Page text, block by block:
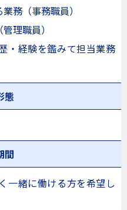
務（事務職員）
理職員）
・経験を鑑みて担当業務
態
間
一緒に働ける方を希望し